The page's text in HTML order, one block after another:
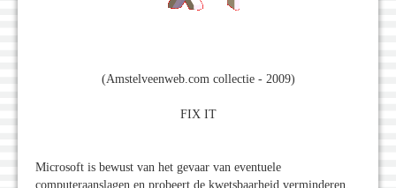
(Amstelveenweb.com collectie - 2009)
FIX IT
Microsoft is bewust van het gevaar van eventuele
computeraanslagen en probeert de kwetsbaarheid verminderen.